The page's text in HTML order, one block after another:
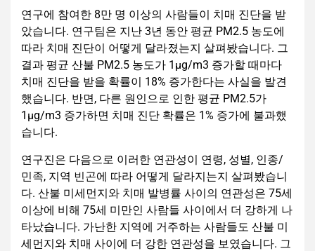
연구에 참여한 8만 명 이상의 사람들이 치매 진단을 받
았습니다. 연구팀은 지난 3년 동안 평균 PM2.5 농도에
따라 치매 진단이 어떻게 달라졌는지 살펴봤습니다. 그
결과 평균 산불 PM2.5 농도가 1μg/m3 증가할 때마다
치매 진단을 받을 확률이 18% 증가한다는 사실을 발견
했습니다. 반면, 다른 원인으로 인한 평균 PM2.5가
1μg/m3 증가하면 치매 진단 확률은 1% 증가에 불과했
습니다.
연구진은 다음으로 이러한 연관성이 연령, 성별, 인종/
민족, 지역 빈곤에 따라 어떻게 달라지는지 살펴봤습니
다. 산불 미세먼지와 치매 발병률 사이의 연관성은 75세
이상에 비해 75세 미만인 사람들 사이에서 더 강하게 나
타났습니다. 가난한 지역에 거주하는 사람들도 산불 미
세먼지와 치매 사이에 더 강한 연관성을 보였습니다. 그